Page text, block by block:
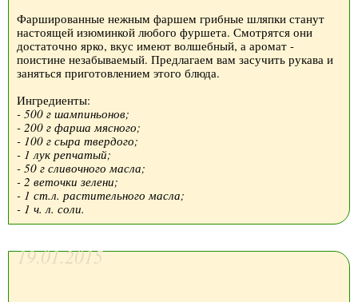
Фаршированные нежным фаршем грибные шляпки станут
настоящей изюминкой любого фуршета. Смотрятся они
достаточно ярко, вкус имеют волшебный, а аромат -
поистине незабываемый. Предлагаем вам засучить рукава и
заняться приготовлением этого блюда.
Ингредиенты:
- 500 г шампиньонов;
- 200 г фарша мясного;
- 100 г сыра твердого;
- 1 лук репчатый;
- 50 г сливочного масла;
- 2 веточки зелени;
- 1 ст.л. растительного масла;
- 1 ч. л. соли.
19.01.2015